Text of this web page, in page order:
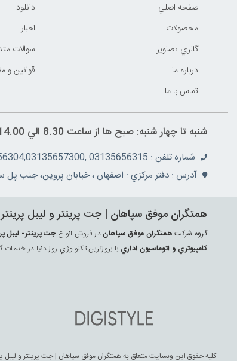
صفحه اصلي
محصولات
گالري تصاوير
درباره ما
تماس با ما
دانلود
اخبار
سوالات
قوانين و
شنبه تا چهار شنبه: صبح ها از ساعت 8.30 الي 14.00 و بعداظهر ها 16 الي 19.30 پنج شنبه ها از ساعت 8.30 الي 14.30
شماره تلفن : 03135656315 ,03135657355,03135656304,03135657300
آدرس : دفتر مرکزي : اصفهان ، خيابان پروين، جنب پل
همتگران موفق سپاهان | جت پرينتر و ليبل پرينتر
گروه شرکت همتگران موفق سپاهاندر فروش انواع جت پرينتر-
کامپيوتري و اتوماسيون اداري با بروزترين تکنولوژي روز دنيا در
کلیه حقوق این وبسایت متعلق به همتگران موفق سپاهان | جت پرينتر و ليبل